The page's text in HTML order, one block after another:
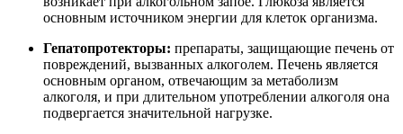
основным источником энергии для клеток организма.
Гепатопротекторы: препараты, защищающие печень от
повреждений, вызванных алкоголем. Печень является
основным органом, отвечающим за метаболизм
алкоголя, и при длительном употреблении алкоголя она
подвергается значительной нагрузке.